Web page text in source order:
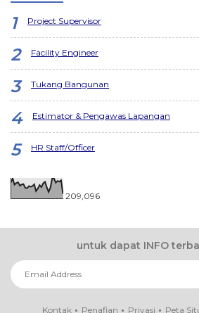
Project Supervisor
Facility Engineer
Tukang Bangunan
Estimator & Pengawas Lapangan
HR Staff/Officer
209,096
untuk dapat INFO
Kontak Penafian Privasi Peta